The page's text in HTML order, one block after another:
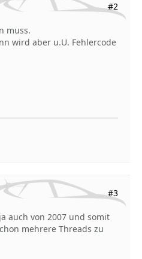
#2
muss.
wird aber u.U. Fehlercode
#3
auch von 2007 und somit
mehrere Threads zu